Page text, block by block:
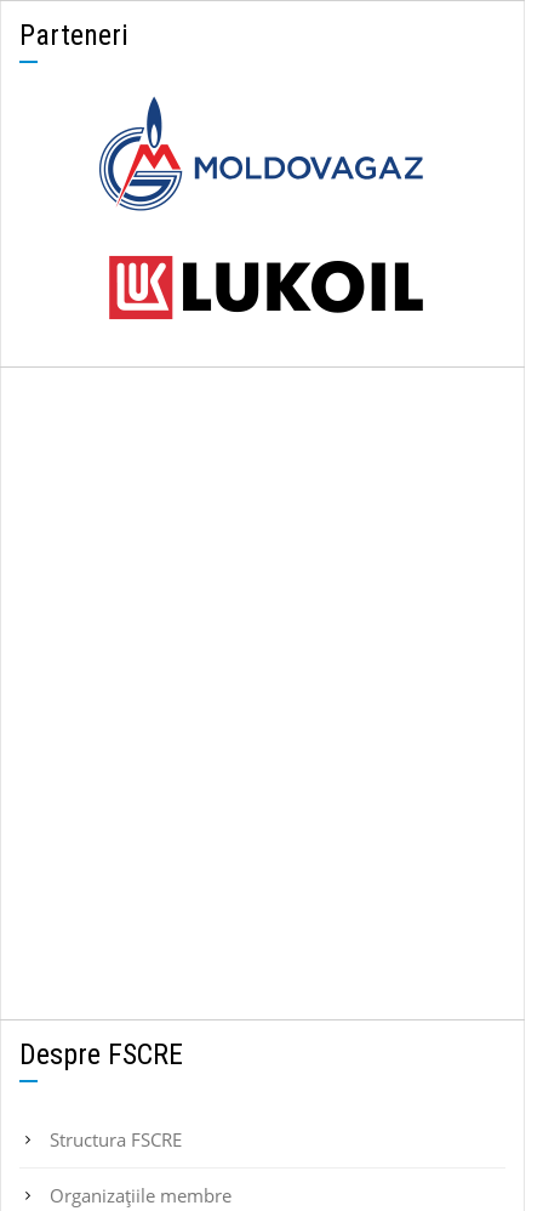
Parteneri
Despre FSCRE
Structura FSCRE
Organizațiile membre